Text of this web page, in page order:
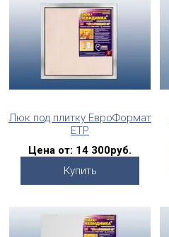
Люк под плитку ЕвроФормат
ЕТР
Цена от: 14 300руб.
Купить